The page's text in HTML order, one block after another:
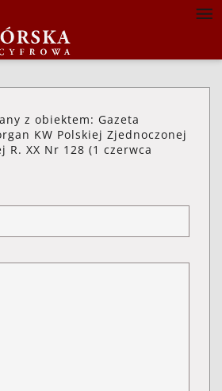
z obiektem: Gazeta
KW Polskiej Zjednoczonej
R. XX Nr 128 (1 czerwca